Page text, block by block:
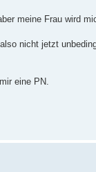
meine Frau wird
nicht jetzt
eine PN.